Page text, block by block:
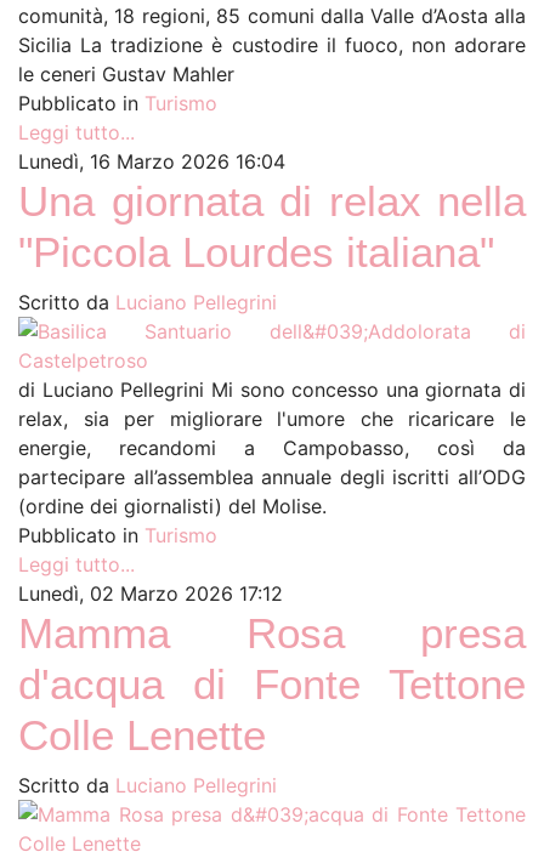
comunità, 18 regioni, 85 comuni dalla Valle d’Aosta alla
Sicilia La tradizione è custodire il fuoco, non adorare
le ceneri Gustav Mahler
Pubblicato in Turismo
Leggi tutto...
Lunedì, 16 Marzo 2026 16:04
Una giornata di relax nella
"Piccola Lourdes italiana"
Scritto da Luciano Pellegrini
di Luciano Pellegrini Mi sono concesso una giornata di
relax, sia per migliorare l'umore che ricaricare le
energie, recandomi a Campobasso, così da
partecipare all’assemblea annuale degli iscritti all’ODG
(ordine dei giornalisti) del Molise.
Pubblicato in Turismo
Leggi tutto...
Lunedì, 02 Marzo 2026 17:12
Mamma Rosa presa
d'acqua di Fonte Tettone
Colle Lenette
Scritto da Luciano Pellegrini